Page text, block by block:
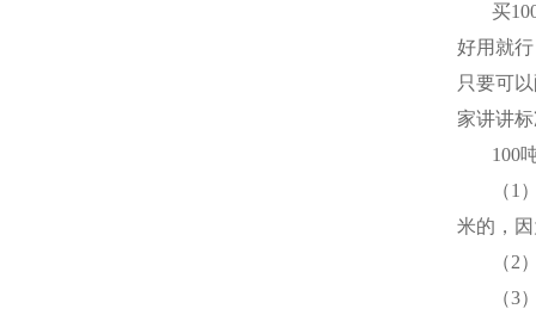
买
好用就
只要可
家讲讲
100
（1
米的，
（2
（3